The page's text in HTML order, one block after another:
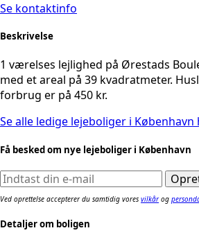
Se kontaktinfo
Beskrivelse
1 værelses lejlighed på Ørestads
med et areal på 39 kvadratmeter.
forbrug er på 450 kr.
Se alle ledige lejeboliger i København
Få besked om nye lejeboliger i København
Ved oprettelse accepterer du samtidig vores vilkårog
Detaljer om boligen